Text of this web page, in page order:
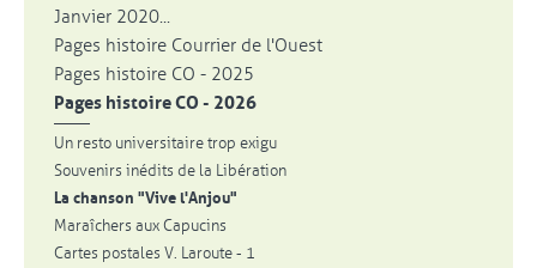
Janvier 2020...
Pages histoire Courrier de l'Ouest
Pages histoire CO - 2025
Pages histoire CO - 2026
Un resto universitaire trop exigu
Souvenirs inédits de la Libération
La chanson "Vive l'Anjou"
Maraîchers aux Capucins
Cartes postales V. Laroute - 1